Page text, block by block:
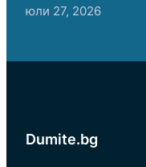
юли 27, 2026
Dumite.bg